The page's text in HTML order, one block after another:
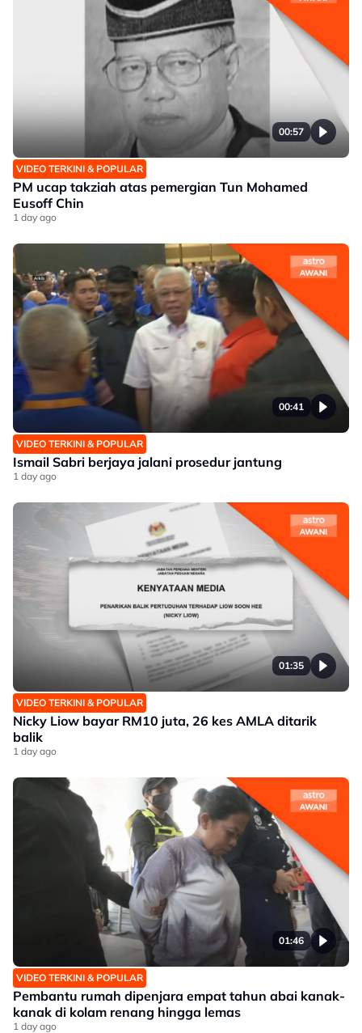
00:57
VIDEO TERKINI & POPULAR
PM ucap takziah atas pemergian Tun Mohamed
Eusoff Chin
1 day ago
00:41
VIDEO TERKINI & POPULAR
Ismail Sabri berjaya jalani prosedur jantung
1 day ago
01:35
VIDEO TERKINI & POPULAR
Nicky Liow bayar RM10 juta, 26 kes AMLA ditarik
balik
1 day ago
01:46
VIDEO TERKINI & POPULAR
Pembantu rumah dipenjara empat tahun abai kanak-
kanak di kolam renang hingga lemas
1 day ago